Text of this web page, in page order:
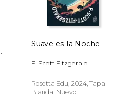
Suave es la Noche
F. Scott Fitzgerald
(Translator)
Rosetta Edu, 2024, Tapa
Blanda, Nuevo